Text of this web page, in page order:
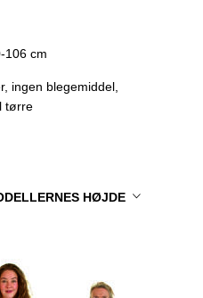
106 cm
ingen blegemiddel,
tørre
HØJDE